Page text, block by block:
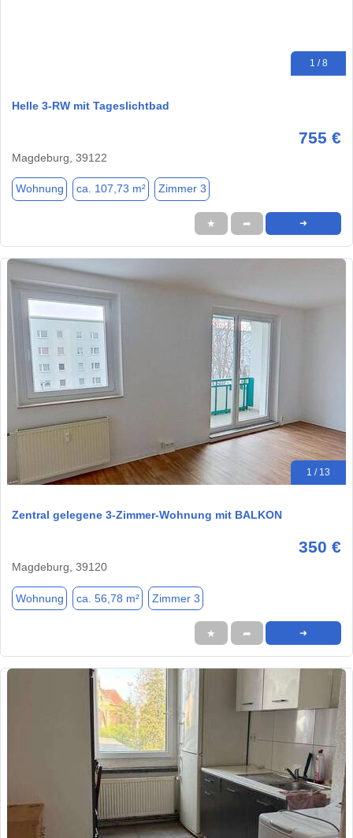
1 / 8
Helle 3-RW mit Tageslichtbad
755 €
Magdeburg, 39122
Wohnung ca. 107,73 m² Zimmer 3
★ ➦ ➜
1 / 13
Zentral gelegene 3-Zimmer-Wohnung mit BALKON
350 €
Magdeburg, 39120
Wohnung ca. 56,78 m² Zimmer 3
★ ➦ ➜